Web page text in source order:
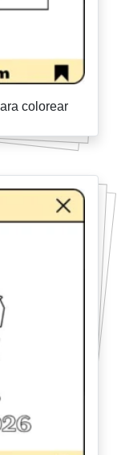
colorear